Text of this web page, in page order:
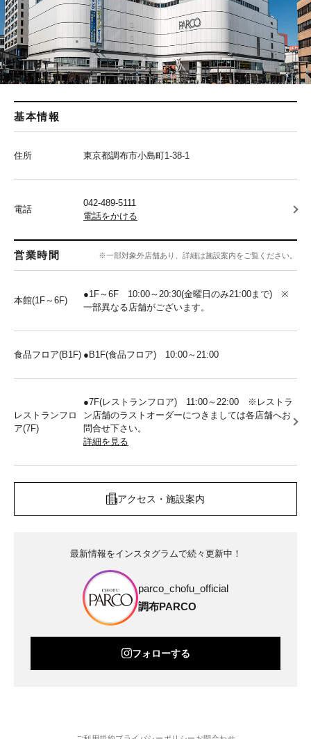
基本情報
住所 東京都調布市小島町1-38-1
電話
042-489-5111
電話をかける
営業時間 ※一部対象外店舗あり、詳細は施設案内をご覧ください。
本館(1F～6F)
●1F～6F 10:00～20:30(金曜日のみ21:00まで) ※
一部異なる店舗がございます。
食品フロア(B1F) ●B1F(食品フロア) 10:00～21:00
レストランフロ
ア(7F)
●7F(レストランフロア) 11:00～22:00 ※レストラ
ン店舗のラストオーダーにつきましては各店舗へお
問合せ下さい。
詳細を見る
アクセス・施設案内
最新情報をインスタグラムで続々更新中！
parco_chofu_official
調布PARCO
フォローする